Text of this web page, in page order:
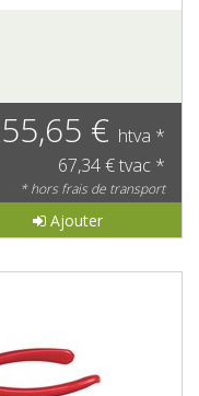
55,65 € htva *
67,34 € tvac *
* hors frais de transport
Ajouter